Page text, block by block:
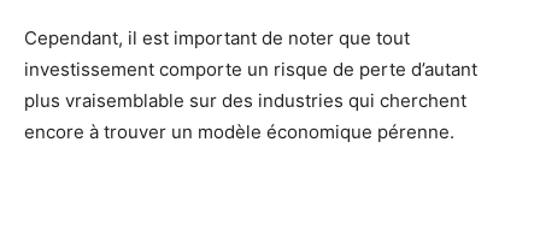
Cependant, il est important de noter que tout
investissement comporte un risque de perte d’autant
plus vraisemblable sur des industries qui cherchent
encore à trouver un modèle économique pérenne.